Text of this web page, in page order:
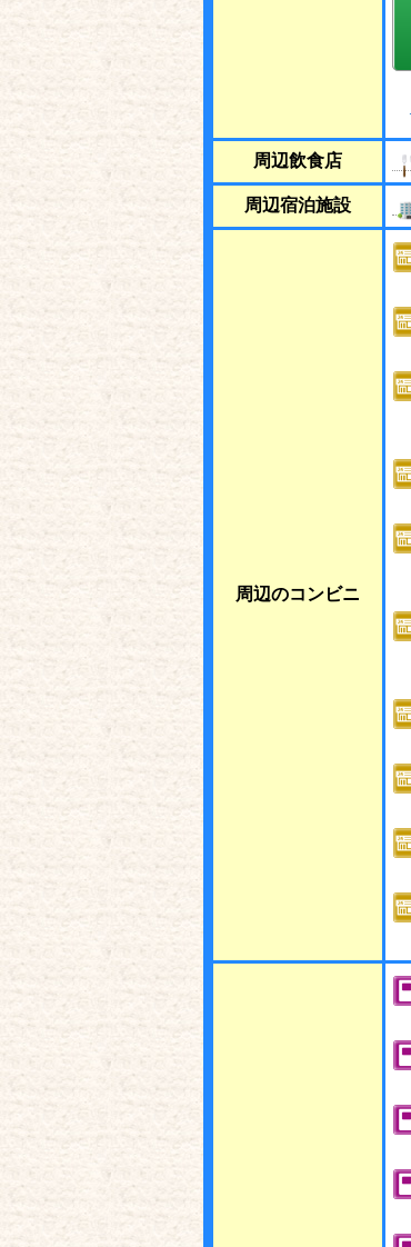
周辺飲食店
周辺宿泊施設
周辺のコンビニ